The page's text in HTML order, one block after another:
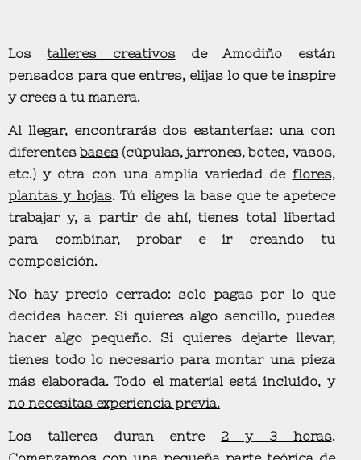
Lostalleres creativosde Amodiño están
pensados para que entres, elijas lo que te inspire
y crees a tu manera.
Al llegar, encontrarás dos estanterías: una con
diferentesbases (cúpulas, jarrones, botes, vasos,
etc.) y otra con una amplia variedad de flores,
plantas y hojas. Tú eliges la base que te apetece
trabajar y, a partir de ahí, tienes total libertad
para combinar, probar e ir creando tu
composición.
No hay precio cerrado: solo pagas por lo que
decides hacer. Si quieres algo sencillo, puedes
hacer algo pequeño. Si quieres dejarte llevar,
tienes todo lo necesario para montar una pieza
más elaborada.Todo el material está incluido, y
no necesitas experiencia previa.
Los talleres duran entre 2 y 3 horas.